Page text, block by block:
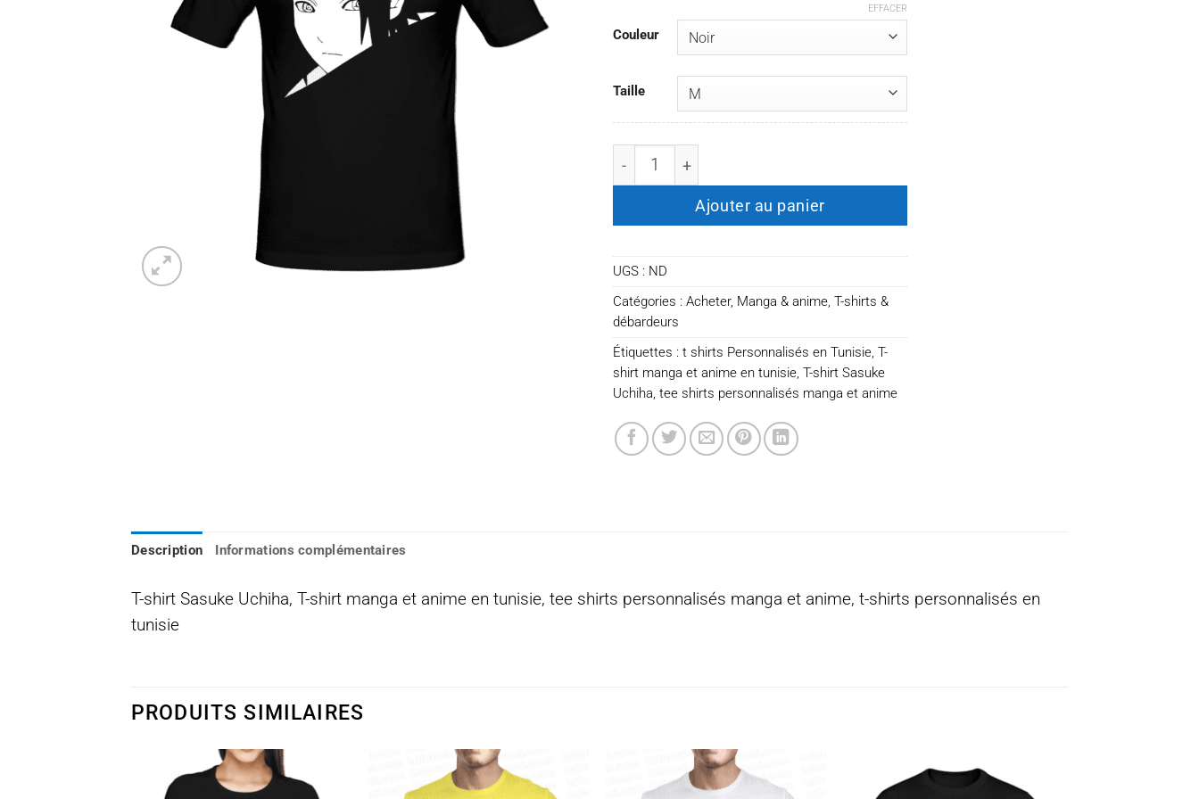
Couleur
Taille
EFFACER
quantité de T-shirt Sasuke Uchiha
Ajouter au panier
UGS : ND
Catégories : Acheter, Manga & anime, T-shirts &
débardeurs
Étiquettes : t shirts Personnalisés en Tunisie, T-
shirt manga et anime en tunisie, T-shirt Sasuke
Uchiha, tee shirts personnalisés manga et anime
Description Informations complémentaires
T-shirt Sasuke Uchiha, T-shirt manga et anime en tunisie, tee shirts personnalisés manga et anime, t-shirts personnalisés en
tunisie
PRODUITS SIMILAIRES